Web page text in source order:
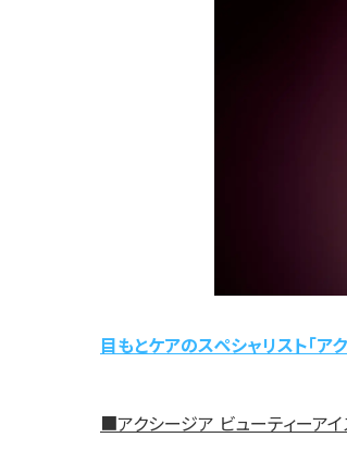
目もとケアのスペシャリスト「ア
■アクシージア ビューティーア